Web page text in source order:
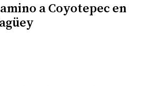
a Coyotepec en